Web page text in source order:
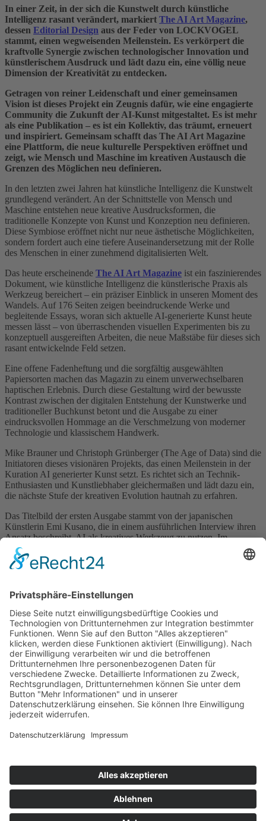
In einer Zeit, in der sich die Kunstwelt durch künstliche
Intelligenz rasant verändert, markiert The AI Art Magazine,
dessen Editorial Design aus der Feder von LOCKVOGEL
stammt, einen wegweisenden Meilenstein. Es verkörpert die
kraftvolle Synergie zwischen technologischer Innovation und
künstlerischem Ausdruck und lädt dazu ein, eine völlig neue
Dimension der Kreativität zu entdecken.
Getragen von reiner Leidenschaft und einer gemeinsamen
Vision ist dieses Projekt ein Zeugnis dafür, wie eine engagierte
Community die Zukunft der AI-Kunst mitgestaltet. Es ist mehr
als eine Publikation – es ist ein Kollektiv, das träumt, erneuert
und inspiriert. Gemeinsam schafft das The AI Art Magazine
eine Plattform, die neue kulturelle Perspektiven eröffnet und
zeigt, wie Mensch und Maschine im kreativen Austausch die
Grenzen des Möglichen neu definieren.
In den letzten zwei Jahren hat künstliche Intelligenz die Kunstwelt
grundlegend verändert. An der Schnittstelle von Mensch und
Maschine entstehen neue kreative Ausdrucksformen, die
traditionelle Konzepte von Kunst und Konzeption neu definieren.
Diese Symbiose eröffnet nicht nur neue ästhetische Möglichkeiten,
sondern fordert auch eine tiefere Auseinandersetzung mit der Rolle
des Menschen in einer zunehmend digitalisierten Welt.
Das heute erscheinende The AI Art Magazine ist ein faszinierendes
Dokument, wie künstliche Intelligenz die künstlerische Praxis als
Werkzeug bereichert – ein präziser Einblick in unseren Moment des
Wandels. Auf 176 Seiten zeigen beeindruckende Werke und
begleitende Essays, woran sich aktuelle AI-generierte Kunst heute
messen lässt – von überraschenden visuellen Experimenten bis zu
konzeptuell ausgereiften Arbeiten, die neue Maßstäbe für dieses sich
rasant entwickelnde Feld setzen.
Eine offene Fadenheftung und die sorgfältig ausgewählten
Papiersorten machen das Magazin zu einem unverwechselbaren
haptischen Erlebnis. Durch diese Gestaltung wird der bewusste
Kontrast zwischen der digitalen Entstehung der Kunstwerke und
traditioneller Buchkunst betont und die Ausgabe zu einer
eindrucksvollen Hommage an die Verschmelzung von moderner
Technologie und klassischem Handwerk.
Mike Brauner und Christoph Grünberger (The Age of Data) sind die
Initiatoren dieses visionären Projekts, das einen Meilenstein in der
Kuration AI generierter Kunst setzt. Es richtet sich an Technik-
Enthusiasten und Kunstliebhaber gleichermaßen und lädt dazu ein,
die nächste Stufe der kreativen Evolution hautnah zu erfahren.
Das Titelbild der ersten Ausgabe stammt von der japanischen
Künstlerin Emi Kusano, die in einem ausführlichen Interview ihren
Ansatz beschreibt, AI als kreatives Werkzeug zu nutzen. Im
Hauptteil erwartet die Leser:innen eine ausgewählte Galerie mit 50
Werken, ausgewählt aus einer internationalen Ausschreibung. Elf
dieser Arbeiten – die „Goldenen Tickets“ – werden von Essays
Diese hochkarätige Jury besteht aus Adriana Mora, Boris Eldagsen,
David Carson, Grit Wolany, Götz Ulmer, Hannah Johnson, Ingo
Faeks, Liri Argov, Sara Giusto, Vivien Schulze und der JuryAI
Xiaomi.
NUMBER ONE:ORDER NOW
xing
linkedin
instagram
facebook
Zugvogel
SIE ERREICHEN UNS:
Montag bis Freitag von 10.00 bis 18.00 Uhr
Besucher bitten wir um Terminvereinbarung
Impressum